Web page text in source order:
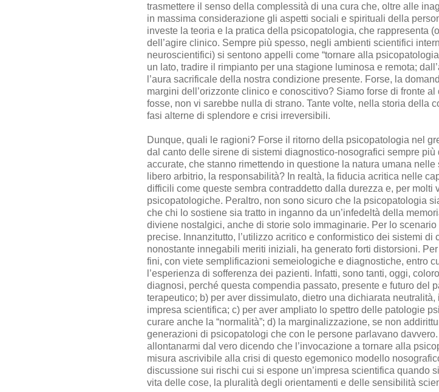
trasmettere il senso della complessità di una cura che, oltre alle
in massima considerazione gli aspetti sociali e spirituali della
investe la teoria e la pratica della psicopatologia, che rappresenta
dell’agire clinico. Sempre più spesso, negli ambienti scientifici
neuroscientifici) si sentono appelli come “tornare alla
un lato, tradire il rimpianto per una stagione luminosa e remota;
l’aura sacrificale della nostra condizione presente. Forse, la
margini dell’orizzonte clinico e conoscitivo? Siamo forse di fronte
fosse, non vi sarebbe nulla di strano. Tante volte, nella storia della
fasi alterne di splendore e crisi irreversibili.
Dunque, quali le ragioni? Forse il ritorno della psicopatologia nel
dal canto delle sirene di sistemi diagnostico-nosografici sempre
accurate, che stanno rimettendo in questione la natura umana
libero arbitrio, la responsabilità? In realtà, la fiducia acritica nelle
difficili come queste sembra contraddetto dalla durezza e, per
psicopatologiche. Peraltro, non sono sicuro che la psicopatologia
che chi lo sostiene sia tratto in inganno da un’infedeltà della
diviene nostalgici, anche di storie solo immaginarie. Per lo
precise. Innanzitutto, l’utilizzo acritico e conformistico dei sistemi
nonostante innegabili meriti iniziali, ha generato forti distorsioni.
fini, con viete semplificazioni semeiologiche e diagnostiche, entro
l’esperienza di sofferenza dei pazienti. Infatti, sono tanti, oggi,
diagnosi, perché questa compendia passato, presente e futuro del
terapeutico; b) per aver dissimulato, dietro una dichiarata
impresa scientifica; c) per aver ampliato lo spettro delle patologie
curare anche la “normalità”; d) la marginalizzazione, se non
generazioni di psicopatologi che con le persone parlavano
allontanarmi dal vero dicendo che l’invocazione a tornare alla
misura ascrivibile alla crisi di questo egemonico modello
discussione sui rischi cui si espone un’impresa scientifica quando
vita delle cose, la pluralità degli orientamenti e delle sensibilità